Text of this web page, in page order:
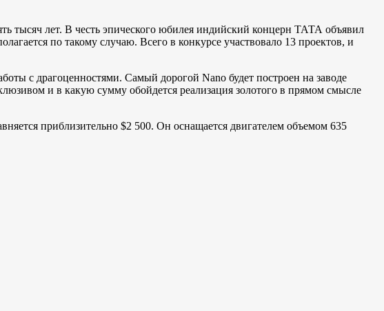
тысяч лет. В честь эпического юбилея индийский концерн ТАТА объявил
по такому случаю. Всего в конкурсе участвовало 13 проектов, и
с драгоценностями. Самый дорогой Nano будет построен на заводе
и в какую сумму обойдется реализация золотого в прямом смысле
приблизительно $2 500. Он оснащается двигателем объемом 635